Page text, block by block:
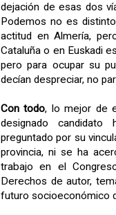
dejación de esas dos
Podemos no es
actitud en Almería,
Cataluña o en Euskadi
pero para ocupar su
decían despreciar, no
Con todo, lo mejor de
designado
preguntado por su
provincia, ni se ha
trabajo en el
Derechos de autor,
futuro socioeconómico